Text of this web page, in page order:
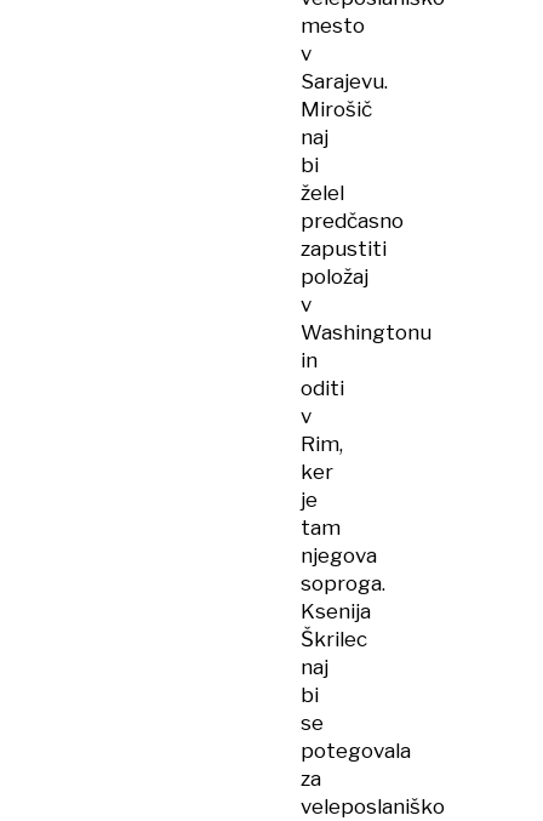
mesto
v
Sarajevu.
Mirošič
naj
bi
želel
predčasno
zapustiti
položaj
v
Washingtonu
in
oditi
v
Rim,
ker
je
tam
njegova
soproga.
Ksenija
Škrilec
naj
bi
se
potegovala
za
veleposlaniško